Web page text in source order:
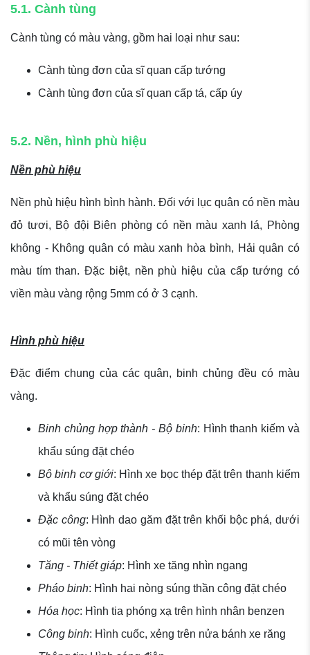
5.1. Cành tùng
Cành tùng có màu vàng, gồm hai loại như sau:
Cành tùng đơn của sĩ quan cấp tướng
Cành tùng đơn của sĩ quan cấp tá, cấp úy
5.2. Nền, hình phù hiệu
Nền phù hiệu
Nền phù hiệu hình bình hành. Đối với lục quân có nền màu
đỏ tươi, Bộ đội Biên phòng có nền màu xanh lá, Phòng
không - Không quân có màu xanh hòa bình, Hải quân có
màu tím than. Đặc biệt, nền phù hiệu của cấp tướng có
viền màu vàng rộng 5mm có ở 3 cạnh.
Hình phù hiệu
Đặc điểm chung của các quân, binh chủng đều có màu
vàng.
Binh chủng hợp thành - Bộ binh: Hình thanh kiếm và
khẩu súng đặt chéo
Bộ binh cơ giới: Hình xe bọc thép đặt trên thanh kiếm
và khẩu súng đặt chéo
Đặc công: Hình dao găm đặt trên khối bộc phá, dưới
có mũi tên vòng
Tăng - Thiết giáp: Hình xe tăng nhìn ngang
Pháo binh: Hình hai nòng súng thần công đặt chéo
Hóa học: Hình tia phóng xạ trên hình nhân benzen
Công binh: Hình cuốc, xẻng trên nửa bánh xe răng